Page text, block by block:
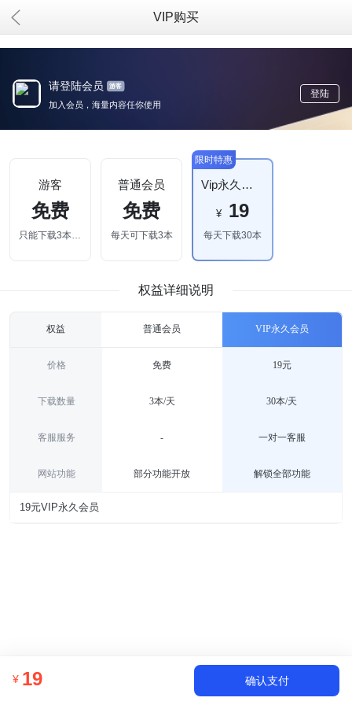
VIP购买
请登陆会员 游客
加入会员，海量内容任你使用
登陆
游客
免费
只能下载3本电子书
普通会员
免费
每天可下载3本
Vip永久会员
¥ 19
每天下载30本
限时特惠
权益详细说明
权益 普通会员 VIP永久会员
价格 免费 19元
下载数量 3本/天 30本/天
客服服务 - 一对一客服
网站功能 部分功能开放 解锁全部功能
19元VIP永久会员
¥ 19 确认支付